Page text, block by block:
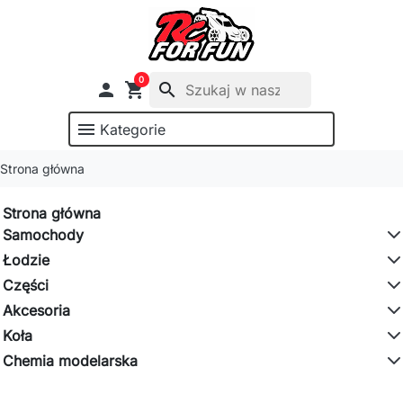
 shopping_cart
0
search
menu Kategorie
Strona główna
Strona główna
Samochody
Łodzie
Części
Akcesoria
Koła
Chemia modelarska